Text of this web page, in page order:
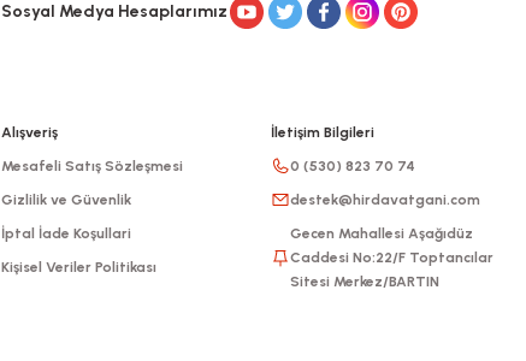
Sosyal Medya Hesaplarımız
Alışveriş
Mesafeli Satış Sözleşmesi
Gizlilik ve Güvenlik
İptal İade Koşullari
Kişisel Veriler Politikası
İletişim Bilgileri
0 (530) 823 70 74
destek@hirdavatgani.com
Gecen Mahallesi Aşağıdüz
Caddesi No:22/F Toptancılar
Sitesi Merkez/BARTIN